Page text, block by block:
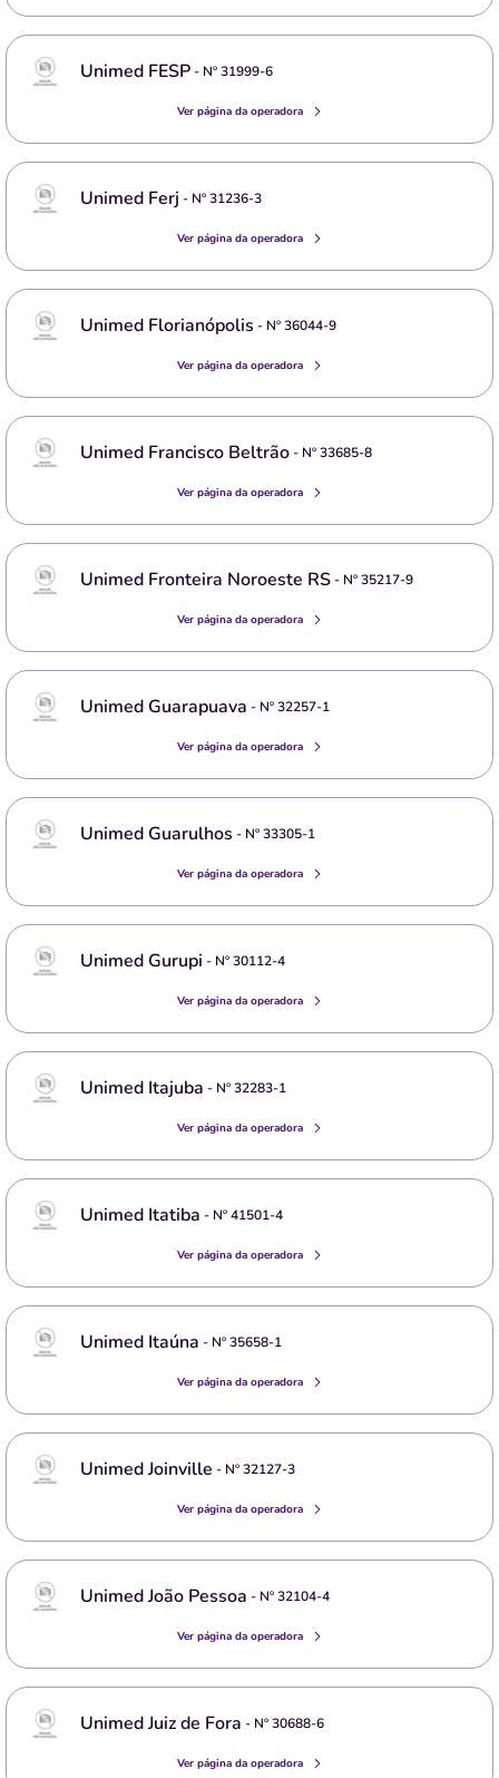
Unimed FESP- Nº31999-6
Ver página da operadora
Unimed Ferj - Nº31236-3
Ver página da operadora
Unimed Florianópolis - Nº36044-9
Ver página da operadora
Unimed Francisco Beltrão- Nº33685-8
Ver página da operadora
Unimed Fronteira Noroeste RS- Nº35217-9
Ver página da operadora
Unimed Guarapuava - Nº32257-1
Ver página da operadora
Unimed Guarulhos - Nº33305-1
Ver página da operadora
Unimed Gurupi - Nº30112-4
Ver página da operadora
Unimed Itajuba - Nº32283-1
Ver página da operadora
Unimed Itatiba - Nº41501-4
Ver página da operadora
Unimed Itaúna - Nº35658-1
Ver página da operadora
Unimed Joinville - Nº32127-3
Ver página da operadora
Unimed João Pessoa - Nº32104-4
Ver página da operadora
Unimed Juiz de Fora - Nº30688-6
Ver página da operadora